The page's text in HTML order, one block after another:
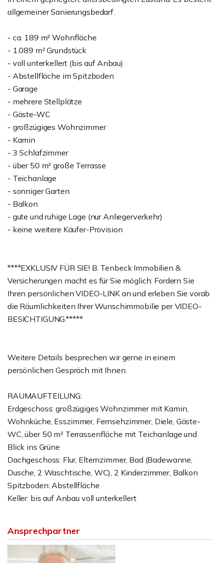
allgemeiner Sanierungsbedarf.
- ca. 189 m² Wohnfläche
- 1.089 m² Grundstück
- voll unterkellert (bis auf Anbau)
- Abstellfläche im Spitzboden
- Garage
- mehrere Stellplätze
- Gäste-WC
- großzügiges Wohnzimmer
- Kamin
- 3 Schlafzimmer
- über 50 m² große Terrasse
- Teichanlage
- sonniger Garten
- Balkon
- gute und ruhige Lage (nur Anliegerverkehr)
- keine weitere Käufer-Provision
****EXKLUSIV FÜR SIE! B. Tenbeck Immobilien &
Versicherungen macht es für Sie möglich: Fordern Sie
Ihren persönlichen VIDEO-LINK an und erleben Sie vorab
die Räumlichkeiten Ihrer Wunschimmobilie per VIDEO-
BESICHTIGUNG.*****
Weitere Details besprechen wir gerne in einem
persönlichen Gespräch mit Ihnen.
RAUMAUFTEILUNG:
Erdgeschoss: großzügiges Wohnzimmer mit Kamin,
Wohnküche, Esszimmer, Fernsehzimmer, Diele, Gäste-
WC, über 50 m² Terrassenfläche mit Teichanlage und
Blick ins Grüne
Dachgeschoss: Flur, Elternzimmer, Bad (Badewanne,
Dusche, 2 Waschtische, WC), 2 Kinderzimmer, Balkon
Spitzboden: Abstellfläche
Keller: bis auf Anbau voll unterkellert
Ansprechpartner